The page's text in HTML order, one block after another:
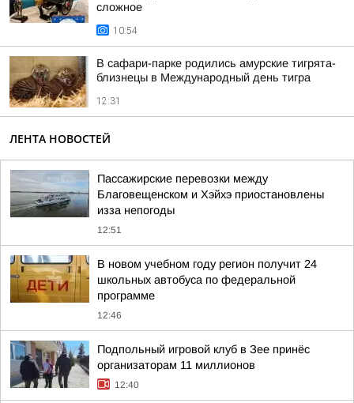
сложное
10:54
В сафари-парке родились амурские тигрята-
близнецы в Международный день тигра
12:31
ЛЕНТА НОВОСТЕЙ
Пассажирские перевозки между
Благовещенском и Хэйхэ приостановлены
изза непогоды
12:51
В новом учебном году регион получит 24
школьных автобуса по федеральной
программе
12:46
Подпольный игровой клуб в Зее принёс
организаторам 11 миллионов
12:40